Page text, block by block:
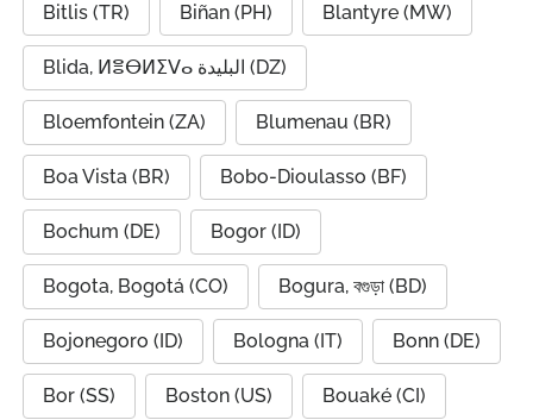
Bitlis (TR) Biñan (PH) Blantyre (MW)
Blida, ⵍⴻⴱⵍⵉⴸⴰ البليدة (DZ)
Bloemfontein (ZA) Blumenau (BR)
Boa Vista (BR) Bobo-Dioulasso (BF)
Bochum (DE) Bogor (ID)
Bogota, Bogotá (CO) Bogura, বগুড়া (BD)
Bojonegoro (ID) Bologna (IT) Bonn (DE)
Bor (SS) Boston (US) Bouaké (CI)